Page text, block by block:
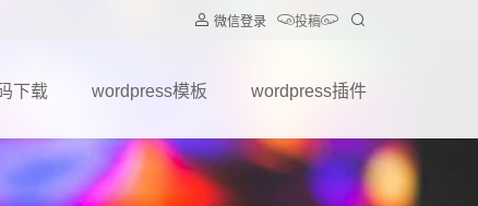
微信登录 投稿
下载 wordpress模板 wordpress插件